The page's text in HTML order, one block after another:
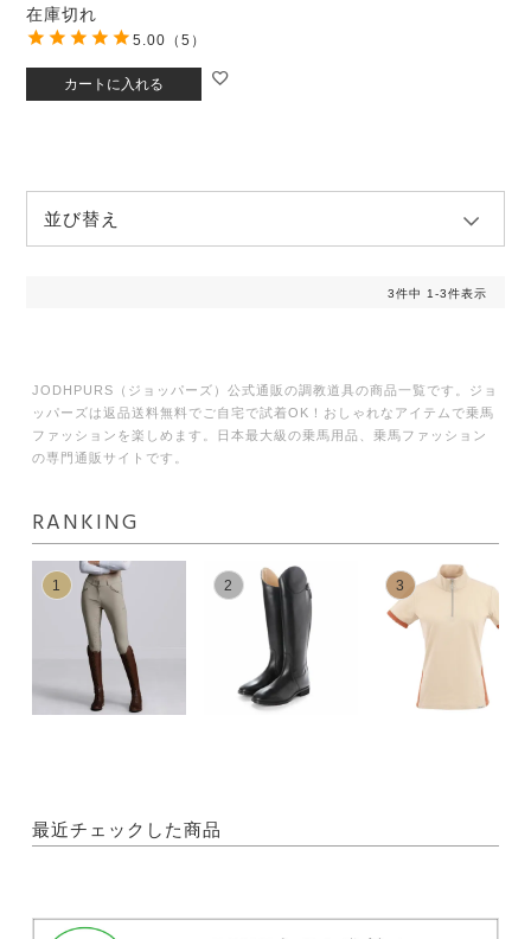
在庫切れ
カートに入れる
5.00 （5）
並び替え
3件中 1 -3件表示
JODHPURS（ジョッパーズ）公式通販の調教道具の商品一覧です。ジョ
ッパーズは返品送料無料でご自宅で試着OK！おしゃれなアイテムで乗馬
ファッションを楽しめます。日本最大級の乗馬用品、乗馬ファッション
の専門通販サイトです。
RANKING
1 2 3
最近チェックした商品